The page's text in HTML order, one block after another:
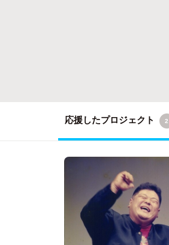
応援したプロジェクト 2